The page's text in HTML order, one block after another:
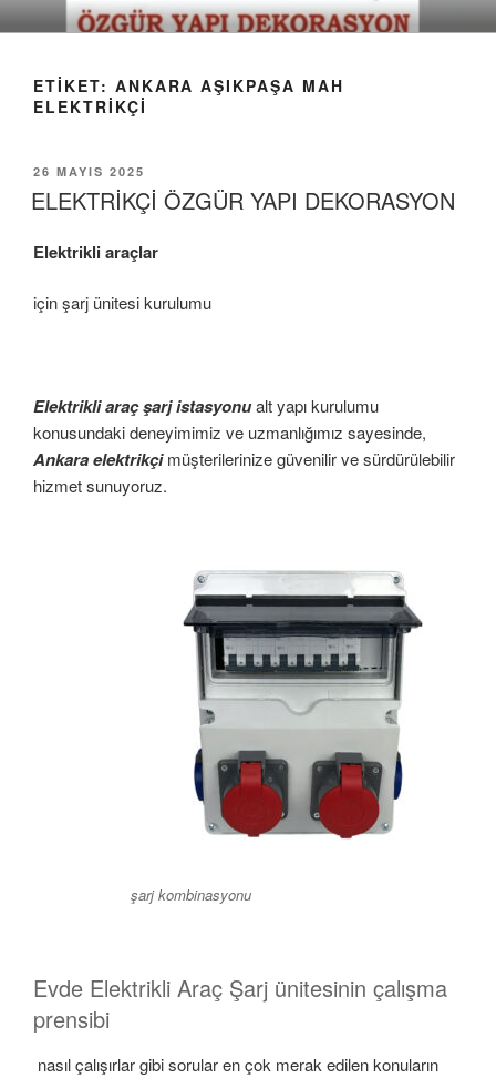
İçeriğe
geç
ETIKET: ANKARA AŞIKPAŞA MAH
ELEKTRIKÇI
YAYIM
TARIHI
26 MAYIS 2025
ELEKTRİKÇİ ÖZGÜR YAPI DEKORASYON
Elektrikli araçlar
için şarj ünitesi kurulumu
Elektrikli araç şarj istasyonualt yapı kurulumu
konusundaki deneyimimiz ve uzmanlığımız sayesinde,
Ankara elektrikçimüşterilerinize güvenilir ve sürdürülebilir
hizmet sunuyoruz.
şarj kombinasyonu
Evde Elektrikli Araç Şarj ünitesinin çalışma
prensibi
nasıl çalışırlar gibi sorular en çok merak edilen konuların